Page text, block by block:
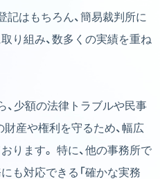
記はもちろん、簡易裁判所に
り組み、数多くの実績を重ね
、少額の法律トラブルや民事
財産や権利を守るため、幅広
ります。 特に、他の事務所で
も対応できる「確かな実務